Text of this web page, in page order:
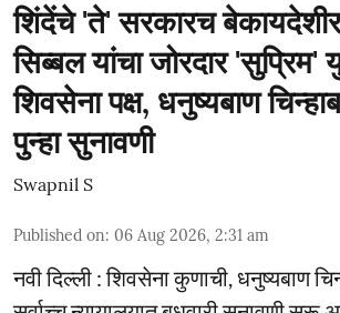
शिंदेंचे 'ते' सरकारच
सिब्बल यांचा जोरदार 'सुप्रिम'
शिवसेना पक्ष, धनुष्यबाण
पुन्हा सुनावणी
Swapnil S
Published on: 06 Aug 2026, 2:31 am
नवी दिल्ली : शिवसेना कुणाची, धनुष्यबाण